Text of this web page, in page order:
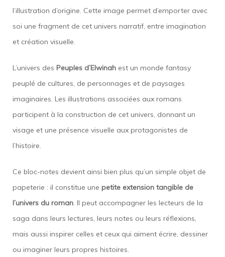
l’illustration d’origine. Cette image permet d’emporter avec
soi une fragment de cet univers narratif, entre imagination
et création visuelle.
L’univers des Peuples d’Elwinah est un monde fantasy
peuplé de cultures, de personnages et de paysages
imaginaires. Les illustrations associées aux romans
participent à la construction de cet univers, donnant un
visage et une présence visuelle aux protagonistes de
l’histoire.
Ce bloc-notes devient ainsi bien plus qu’un simple objet de
papeterie : il constitue une petite extension tangible de
l’univers du roman. Il peut accompagner les lecteurs de la
saga dans leurs lectures, leurs notes ou leurs réflexions,
mais aussi inspirer celles et ceux qui aiment écrire, dessiner
ou imaginer leurs propres histoires.